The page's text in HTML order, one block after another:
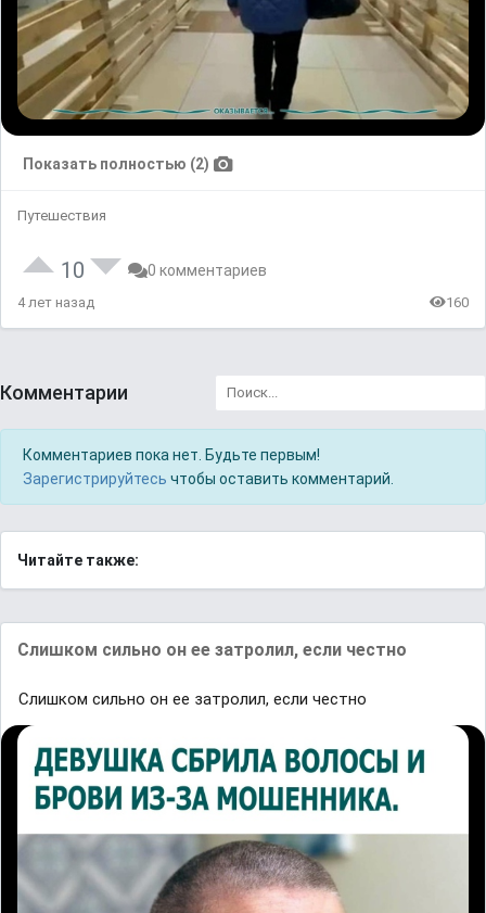
Показать полностью (2)
Путешествия
10 0 комментариев
4 лет назад 160
Комментарии
Комментариев пока нет. Будьте первым!
Зарегистрируйтесь чтобы оставить комментарий.
Читайте также:
Слишком сильно он ее затролил, если честно
Слишком сильно он ее затролил, если честно